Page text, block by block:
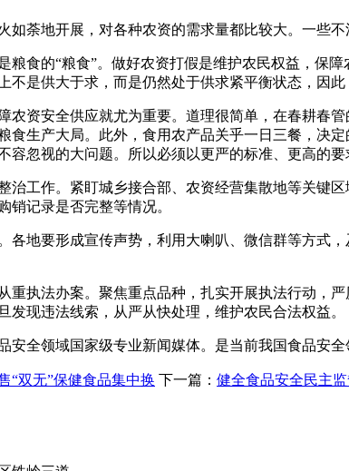
荼地开展，对各种农资的需求量都比较大。一些不
食的“粮食”。做好农资打假是维护农民权益，保障
不是供大于求，而是仍然处于供求紧平衡状态，因此
资安全供应就尤为重要。道理很简单，在春耕春管
食生产大局。此外，食用农产品关乎一日三餐，决
容忽视的大问题。所以必须以更严的标准、更高的要
工作。紧盯城乡接合部、农资经营集散地等关键区
销记录是否完整等情况。
地要形成宣传声势，利用大喇叭、微信群等方式，
执法办案。聚焦重点品种，扎实开展执法行动，严
发现违法线索，从严从快处理，维护农民合法权益。
全领域国家级专业新闻媒体。是当前我国食品安全
“双无”保健食品集中换 下一篇： 健全食品安全民主